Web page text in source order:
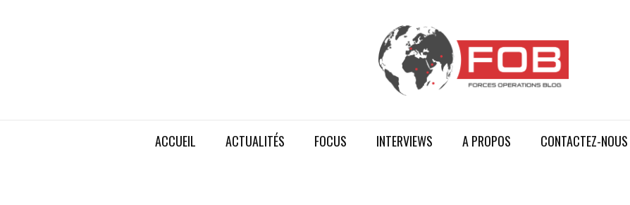
ACCUEIL ACTUALITÉS FOCUS INTERVIEWS A PROPOS CONTACTEZ-NOUS